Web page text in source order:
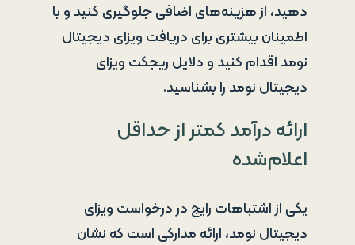
دهید، از هزینه‌های اضافی جلوگیری کنید و با
اطمینان بیشتری برای دریافت ویزای دیجیتال
نومد اقدام کنید و دلایل ریجکت ویزای
دیجیتال نومد را بشناسید.
ارائه درآمد کمتر از حداقل
اعلام‌شده
یکی از اشتباهات رایج در درخواست ویزای
دیجیتال نومد، ارائه مدارکی است که نشان